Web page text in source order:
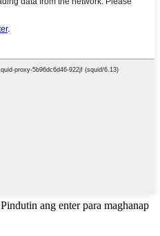
Pindutin ang enter para maghanap